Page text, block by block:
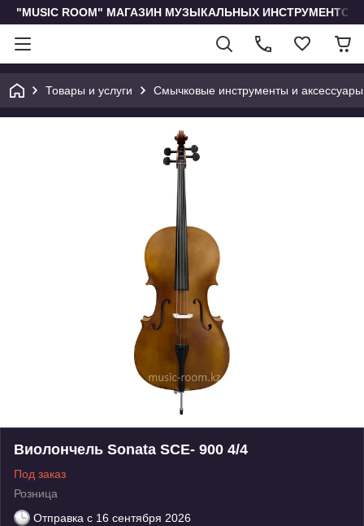
"MUSIC ROOM" МАГАЗИН МУЗЫКАЛЬНЫХ
Товары и услуги Смычковые инструменты и аксессуары
Виолончель Sonata SCE- 900 4/4
Под заказ
Розница
Отправка с 16 сентября 2026